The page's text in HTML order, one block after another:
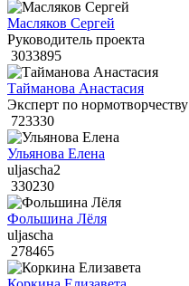
Масляков Сергей
Руководитель проекта
3033895
Тайманова Анастасия
Эксперт по нормотворчеству
723330
Ульянова Елена
uljascha2
330230
Фольшина Лёля
uljascha
278465